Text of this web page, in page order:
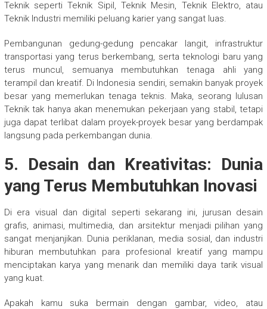
Teknik seperti Teknik Sipil, Teknik Mesin, Teknik Elektro, atau
Teknik Industri memiliki peluang karier yang sangat luas.
Pembangunan gedung-gedung pencakar langit, infrastruktur
transportasi yang terus berkembang, serta teknologi baru yang
terus muncul, semuanya membutuhkan tenaga ahli yang
terampil dan kreatif. Di Indonesia sendiri, semakin banyak proyek
besar yang memerlukan tenaga teknis. Maka, seorang lulusan
Teknik tak hanya akan menemukan pekerjaan yang stabil, tetapi
juga dapat terlibat dalam proyek-proyek besar yang berdampak
langsung pada perkembangan dunia.
5. Desain dan Kreativitas: Dunia
yang Terus Membutuhkan Inovasi
Di era visual dan digital seperti sekarang ini, jurusan desain
grafis, animasi, multimedia, dan arsitektur menjadi pilihan yang
sangat menjanjikan. Dunia periklanan, media sosial, dan industri
hiburan membutuhkan para profesional kreatif yang mampu
menciptakan karya yang menarik dan memiliki daya tarik visual
yang kuat.
Apakah kamu suka bermain dengan gambar, video, atau